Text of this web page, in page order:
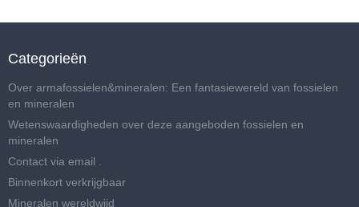
Categorieën
Over armafossielen&mineralen: Een fantasiewereld van fossielen
en mineralen
Wetenswaardigheden over deze aangeboden fossielen en
mineralen
Contact via email .
Binnenkort verkrijgbaar
Mineralen wereldwijd